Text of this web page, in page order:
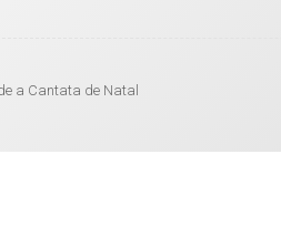
a Cantata de Natal